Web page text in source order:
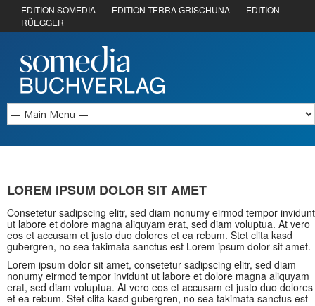
EDITION SOMEDIA EDITION TERRA GRISCHUNA
EDITION
RÜEGGER
LOREM IPSUM DOLOR SIT AMET
Consetetur sadipscing elitr, sed diam nonumy eirmod tempor invidunt
ut labore et dolore magna aliquyam erat, sed diam voluptua. At vero
eos et accusam et justo duo dolores et ea rebum. Stet clita kasd
gubergren, no sea takimata sanctus est Lorem ipsum dolor sit amet.
Lorem ipsum dolor sit amet, consetetur sadipscing elitr, sed diam
nonumy eirmod tempor invidunt ut labore et dolore magna aliquyam
erat, sed diam voluptua. At vero eos et accusam et justo duo dolores
et ea rebum. Stet clita kasd gubergren, no sea takimata sanctus est